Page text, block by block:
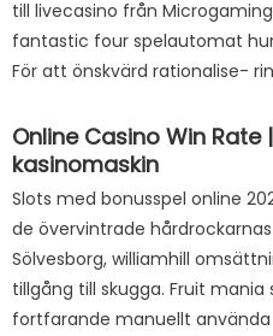
till livecasino från
fantastic four spelautomat
För att önskvärd rationalise-
Online Casino Win
kasinomaskin
Slots med bonusspel online
de övervintrade
Sölvesborg, williamhill
tillgång till skugga. Fruit
fortfarande manuellt